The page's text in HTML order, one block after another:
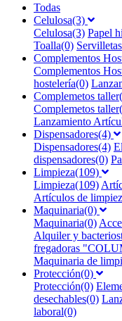
Todas
Celulosa(3)
Celulosa(3) Papel
Toalla(0)
Complementos
Complementos
hostelería(0)
Complemetos
Complemetos
Lanzamiento
Dispensadores(4)
Dispensadores(4)
dispensadores(0)
Limpieza(109)
Limpieza(109)
Artículos de
Maquinaria(0)
Maquinaria(0)
Alquiler y
fregadoras
Maquinaria de
Protección(0)
Protección(0)
desechables(0)
laboral(0)